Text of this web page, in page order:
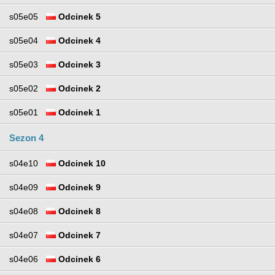
s05e05 Odcinek 5
s05e04 Odcinek 4
s05e03 Odcinek 3
s05e02 Odcinek 2
s05e01 Odcinek 1
Sezon 4
s04e10 Odcinek 10
s04e09 Odcinek 9
s04e08 Odcinek 8
s04e07 Odcinek 7
s04e06 Odcinek 6